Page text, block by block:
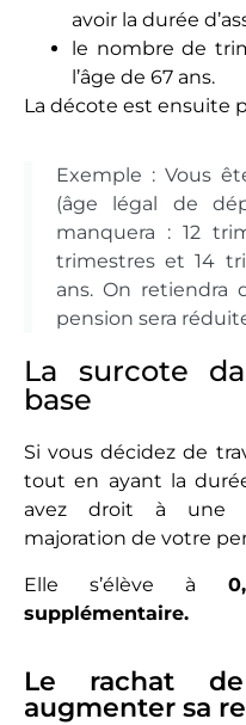
avoir la durée
le nombre de
l’âge de 67 ans.
La décote est ensuite
Exemple : Vous
(âge légal de
manquera : 12
trimestres et 14
ans. On retiendra
pension sera réduite
La surcote
base
Si vous décidez de
tout en ayant la
avez droit à une
majoration de votre
Elle s’élève à
supplémentaire.
Le rachat
augmenter sa